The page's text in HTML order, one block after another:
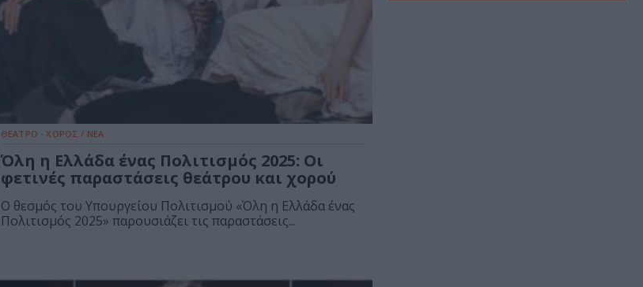
ΘΕΑΤΡΟ - ΧΟΡΟΣ / ΝΕΑ
Όλη η Ελλάδα ένας Πολιτισμός 2025: Οι
φετινές παραστάσεις θεάτρου και χορού
Ο θεσμός του Υπουργείου Πολιτισμού «Όλη η Ελλάδα ένας
Πολιτισμός 2025» παρουσιάζει τις παραστάσεις...